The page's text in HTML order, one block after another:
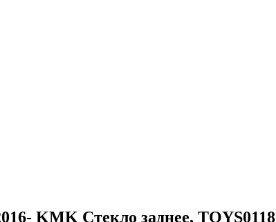
KMK Стекло заднее, TOYS0118